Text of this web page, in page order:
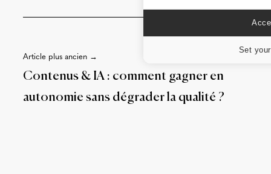
Article plus ancien →
Contenus & IA : comment gagner en
autonomie sans dégrader la qualité ?
Set